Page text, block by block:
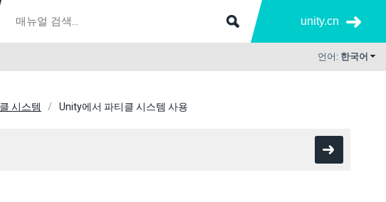
unity.cn
언어: 한국어
시스템 Unity에서 파티클 시스템 사용